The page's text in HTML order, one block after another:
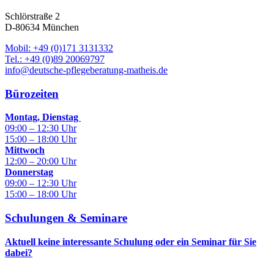
Schlörstraße 2
D-80634 München
Mobil: +49 (0)171 3131332
Tel.: +49 (0)89 20069797
info@deutsche-pflegeberatung-matheis.de
Bürozeiten
Montag, Dienstag
09:00 – 12:30 Uhr
15:00 – 18:00 Uhr
Mittwoch
12:00 – 20:00 Uhr
Donnerstag
09:00 – 12:30 Uhr
15:00 – 18:00 Uhr
Schulungen & Seminare
Aktuell keine interessante Schulung oder ein Seminar für Sie
dabei?